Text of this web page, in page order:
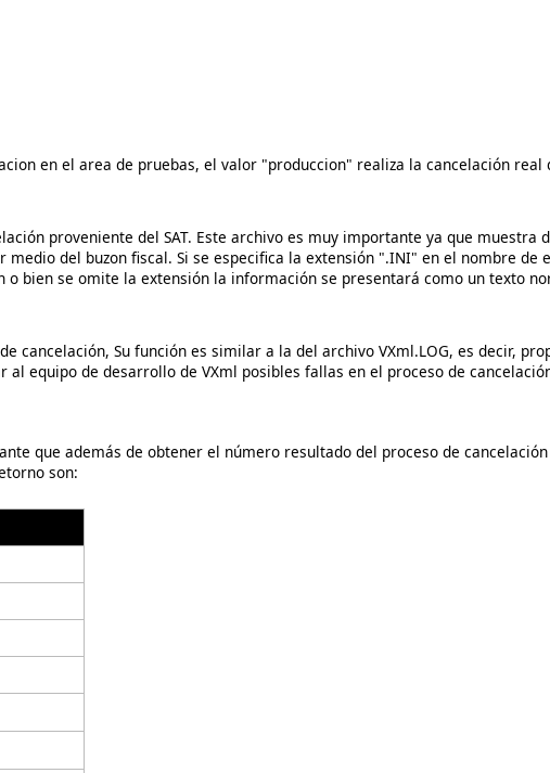
en el area de pruebas, el valor "produccion" realiza la cancelación real
proveniente del SAT. Este archivo es muy importante ya que muestra
del buzon fiscal. Si se especifica la extensión ".INI" en el nombre de
bien se omite la extensión la información se presentará como un texto
cancelación, Su función es similar a la del archivo VXml.LOG, es decir,
equipo de desarrollo de VXml posibles fallas en el proceso de
que además de obtener el número resultado del proceso de
son: